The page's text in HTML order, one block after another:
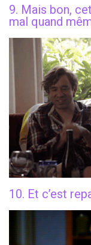
9. Mais bon,
mal quand
10. Et c’est